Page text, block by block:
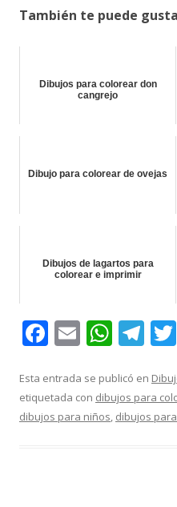
También te puede
Dibujos para colorear don
cangrejo
Dibujo para colorear de ovejas
Dibujos de lagartos para
colorear e imprimir
F
e
b
E
ai
l
W
at
s
T
e
gr
Esta entrada se publicó en
etiquetada con dibujos para
dibujos para niños, dibujos